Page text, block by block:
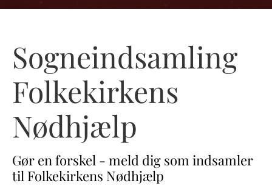
Sogneindsamling
Folkekirkens
Nødhjælp
Gør en forskel - meld dig som indsamler
til Folkekirkens Nødhjælp